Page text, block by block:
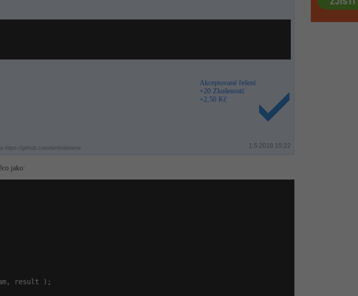
Akceptované řešení
+20 Zkušeností
+2,50 Kč
1.5.2018 15:22
https://github.com/tenhobi/ama.
jako:
result );